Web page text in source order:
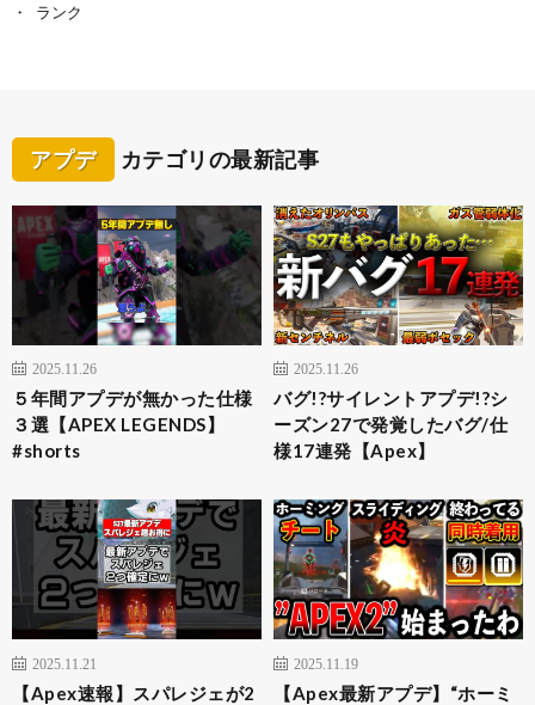
ランク
アプデ カテゴリの最新記事
2025.11.26
５年間アプデが無かった仕様
３選【APEX LEGENDS】
#shorts
2025.11.26
バグ!?サイレントアプデ!?シ
ーズン27で発覚したバグ/仕
様17連発【Apex】
2025.11.21
【Apex速報】スパレジェが2
2025.11.19
【Apex最新アプデ】“ホーミ